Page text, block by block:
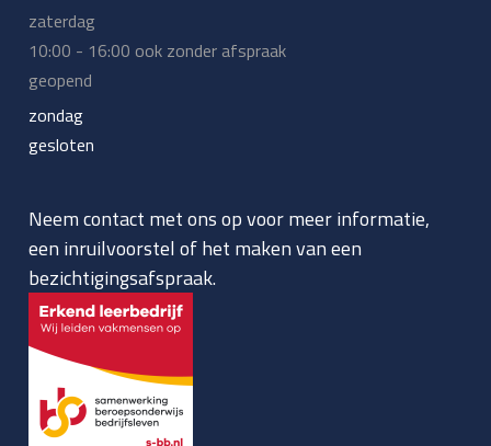
zaterdag
10:00 - 16:00 ook zonder afspraak
geopend
zondag
gesloten
Neem contact met ons op voor meer informatie,
een inruilvoorstel of het maken van een
bezichtigingsafspraak.